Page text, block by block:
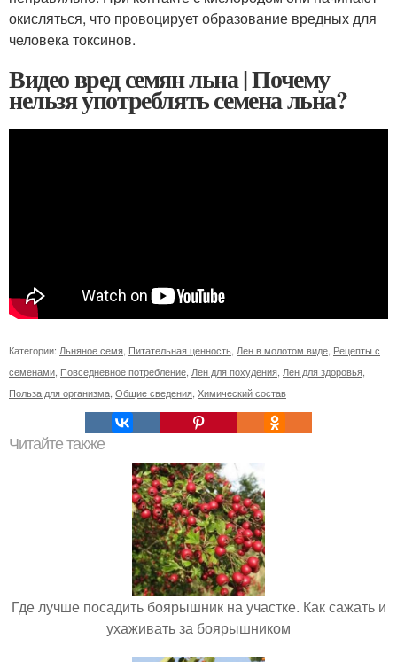
окисляться, что провоцирует образование вредных для
человека токсинов.
Видео вред семян льна | Почему
нельзя употреблять семена льна?
Категории: Льняное семя Питательная ценность Лен в молотом виде Рецепты с
семенами Повседневное потребление Лен для похудения Лен для здоровья
Польза для организма Общие сведения Химический состав
Читайте также
Где лучше посадить боярышник на участке. Как сажать и
ухаживать за боярышником